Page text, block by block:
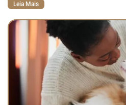
Leia Mais